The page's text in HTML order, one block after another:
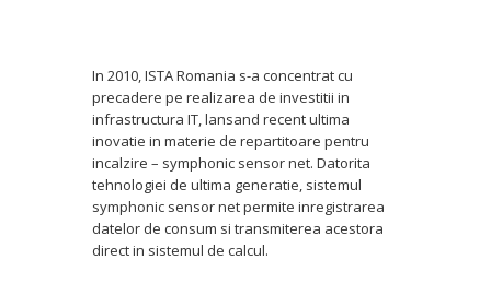
In 2010, ISTA Romania s-a concentrat cu
precadere pe realizarea de investitii in
infrastructura IT, lansand recent ultima
inovatie in materie de repartitoare pentru
incalzire – symphonic sensor net. Datorita
tehnologiei de ultima generatie, sistemul
symphonic sensor net permite inregistrarea
datelor de consum si transmiterea acestora
direct in sistemul de calcul.